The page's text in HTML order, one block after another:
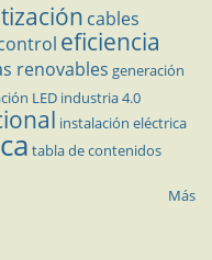
cables
eficiencia
renovables generación
LED industria 4.0
instalación eléctrica
tabla de contenidos
Más